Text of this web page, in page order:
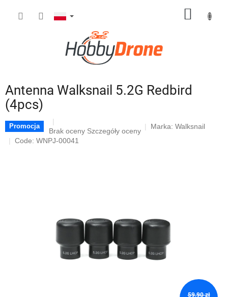
Antenna Walksnail 5.2G Redbird
(4pcs)
Promocja
Średnia
ocena
Brak oceny Szczegóły oceny
Marka: Walksnail
Code: WNPJ-00041
59,90 zł